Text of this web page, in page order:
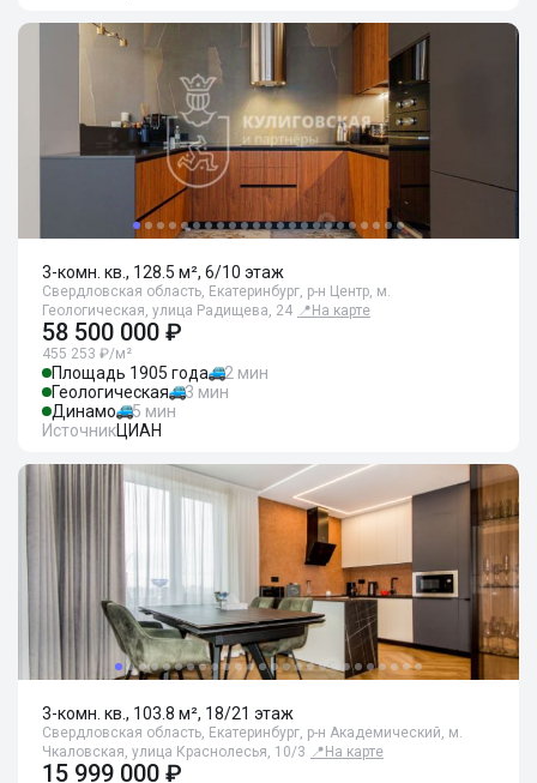
3-комн. кв., 128.5 м², 6/10 этаж
Свердловская область, Екатеринбург, р-н Центр, м.
Геологическая, улица Радищева, 24 📍 На карте
58 500 000 ₽
455 253 ₽/м²
Площадь 1905 года
2 мин
Геологическая
3 мин
Динамо
5 мин
ИсточникЦИАН
3-комн. кв., 103.8 м², 18/21 этаж
Свердловская область, Екатеринбург, р-н Академический, м.
Чкаловская, улица Краснолесья, 10/3 📍 На карте
15 999 000 ₽